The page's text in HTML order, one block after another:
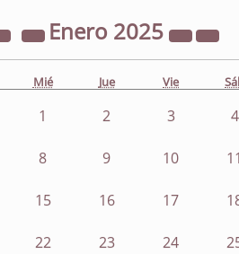
Enero 2025
Mié Jue Vie
1 2 3 4
8 9 10 11
15 16 17
22 23 24